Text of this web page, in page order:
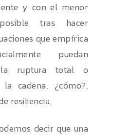
y con el menor
tras hacer
que empírica
puedan
la ruptura total o
cadena, ¿cómo?,
resiliencia.
decir que una